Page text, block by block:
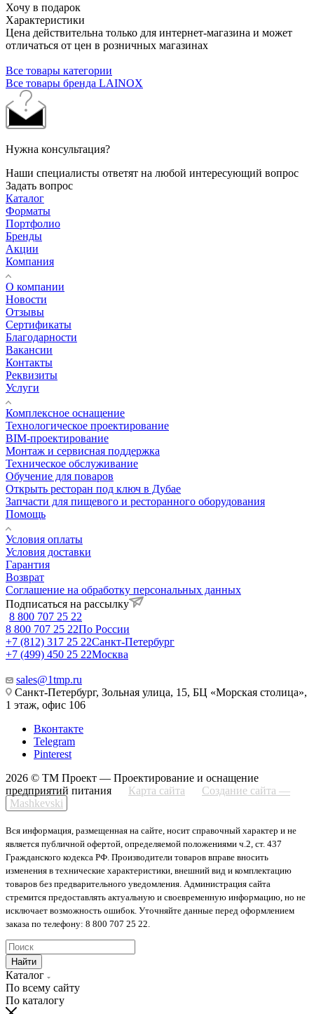
Хочу в подарок
Характеристики
Цена действительна только для интернет-магазина и может
отличаться от цен в розничных магазинах
Все товары категории
Все товары бренда LAINOX
Нужна консультация?
Наши специалисты ответят на любой интересующий вопрос
Задать вопрос
Каталог
Форматы
Портфолио
Бренды
Акции
Компания
О компании
Новости
Отзывы
Сертификаты
Благодарности
Вакансии
Контакты
Реквизиты
Услуги
Комплексное оснащение
Технологическое проектирование
BIM-проектирование
Монтаж и сервисная поддержка
Техническое обслуживание
Обучение для поваров
Открыть ресторан под ключ в Дубае
Запчасти для пищевого и ресторанного оборудования
Помощь
Условия оплаты
Условия доставки
Гарантия
Возврат
Соглашение на обработку персональных данных
Подписаться на рассылку
8 800 707 25 22
8 800 707 25 22По России
+7 (812) 317 25 22Санкт-Петербург
+7 (499) 450 25 22Москва
sales@1tmp.ru
Санкт-Петербург, Зольная улица, 15, БЦ «Морская столица»,
1 этаж, офис 106
Вконтакте
Telegram
Pinterest
2026 © ТМ Проект — Проектирование и оснащение
предприятий питания
Карта сайта
Создание сайта —
Mashkevski
Вся информация, размещенная на сайте, носит справочный характер и не
является публичной офертой, определяемой положениями ч.2, ст. 437
Гражданского кодекса РФ. Производители товаров вправе вносить
изменения в технические характеристики, внешний вид и комплектацию
товаров без предварительного уведомления. Администрация сайта
стремится предоставлять актуальную и своевременную информацию, но не
исключает возможность ошибок. Уточняйте данные перед оформлением
заказа по телефону: 8 800 707 25 22.
Найти
Каталог
По всему сайту
По каталогу